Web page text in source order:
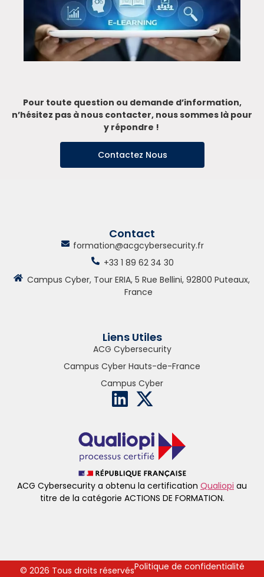
Pour toute question ou demande d’information,
n’hésitez pas à nous contacter, nous sommes là pour
y répondre !
Contactez Nous
ACG Cybersecurity a obtenu la certification Qualiopi au
titre de la catégorie ACTIONS DE FORMATION.
Liens Utiles
ACG Cybersecurity
Campus Cyber Hauts-de-France
Campus Cyber
Contact
formation@acgcybersecurity.fr
+33 1 89 62 34 30
Campus Cyber, Tour ERIA, 5 Rue Bellini, 92800 Puteaux,
France
© 2026 Tous droits réservésPolitique de confidentialité